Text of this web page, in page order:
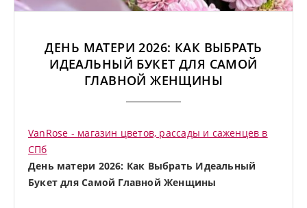
ДЕНЬ МАТЕРИ 2026: КАК ВЫБРАТЬ
ИДЕАЛЬНЫЙ БУКЕТ ДЛЯ САМОЙ
ГЛАВНОЙ ЖЕНЩИНЫ
VanRose - магазин цветов, рассады и саженцев в
СПб
День матери 2026: Как Выбрать Идеальный
Букет для Самой Главной Женщины